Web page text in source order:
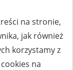
na stronie,
jak również
korzystamy z
na